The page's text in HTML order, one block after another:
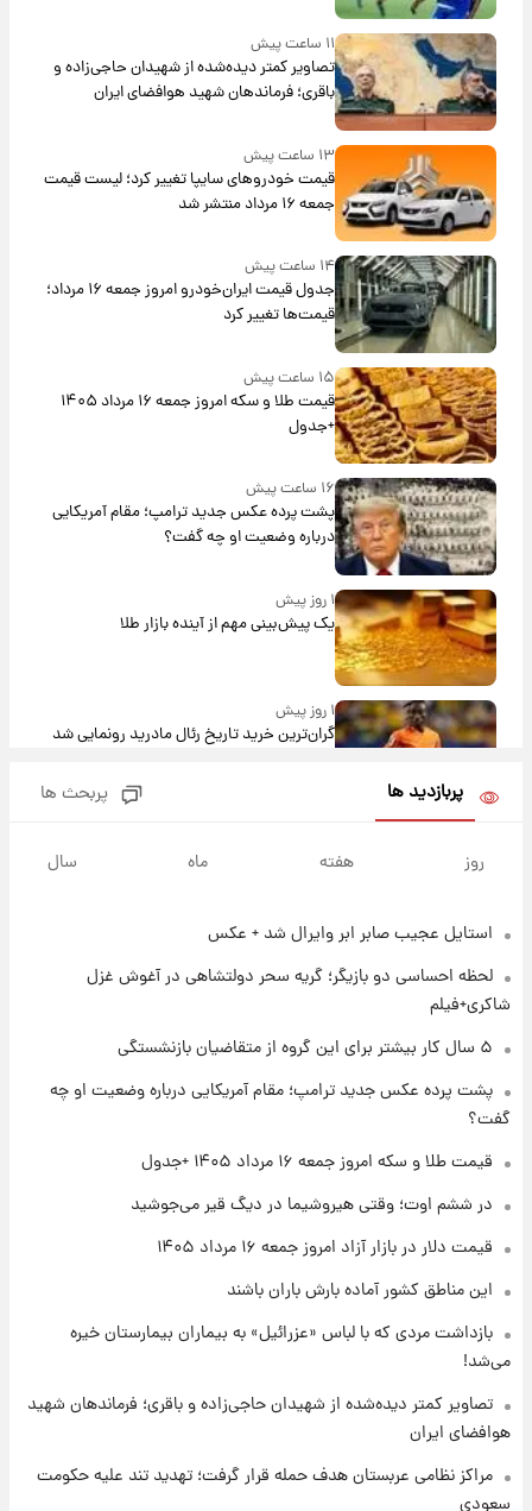
۱۱ ساعت پیش
تصاویر کمتر دیده‌شده از شهیدان حاجی‌زاده و
باقری؛ فرماندهان شهید هوافضای ایران
۱۳ ساعت پیش
قیمت خودروهای سایپا تغییر کرد؛ لیست قیمت
جمعه ۱۶ مرداد منتشر شد
۱۴ ساعت پیش
جدول قیمت ایران‌خودرو امروز جمعه ۱۶ مرداد؛
قیمت‌ها تغییر کرد
۱۵ ساعت پیش
قیمت طلا و سکه امروز جمعه ۱۶ مرداد ۱۴۰۵
+جدول
۱۶ ساعت پیش
پشت پرده عکس جدید ترامپ؛ مقام آمریکایی
درباره وضعیت او چه گفت؟
۱ روز پیش
یک پیش‌بینی مهم از آینده بازار طلا
۱ روز پیش
گران‌ترین خرید تاریخ رئال مادرید رونمایی شد
روزها پربارش‌تر خواهند بود؟
۱ روز پیش
شد؛ تیکدری، محبی و سرگیف با اعداد ویژه
۱ روز پیش
شد+فیلم
۱ روز پیش
امروز پنجشنبه ۱۵ مرداد ۱۴۰۵ +جدول
قیمت طلا و سکه امروز پنجشنبه ۱۵ مرداد ۱۴۰۵
شارژ جدید کالابرگ برای سه دهک؛ جزئیات اعلام
پربازدید ها پربحث ها
روز هفته ماه سال
استایل عجیب صابر ابر وایرال شد + عکس
لحظه احساسی دو بازیگر؛ گریه سحر دولتشاهی در آغوش غزل
شاکری+فیلم
۵ سال کار بیشتر برای این گروه از متقاضیان بازنشستگی
پشت پرده عکس جدید ترامپ؛ مقام آمریکایی درباره وضعیت او چه
گفت؟
قیمت طلا و سکه امروز جمعه ۱۶ مرداد ۱۴۰۵ +جدول
در ششم اوت؛ وقتی هیروشیما در دیگ قیر می‌جوشید
قیمت دلار در بازار آزاد امروز جمعه ۱۶ مرداد ۱۴۰۵
این مناطق کشور آماده بارش باران باشند
بازداشت مردی که با لباس «عزرائیل» به بیماران بیمارستان خیره
می‌شد!
تصاویر کمتر دیده‌شده از شهیدان حاجی‌زاده و باقری؛ فرماندهان شهید
هوافضای ایران
مراکز نظامی عربستان هدف حمله قرار گرفت؛ تهدید تند علیه حکومت
سعودی